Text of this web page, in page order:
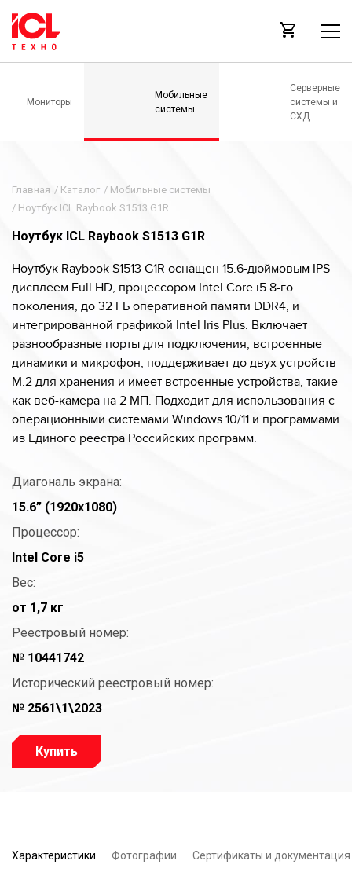
Мониторы
Мобильные
системы
Серверные
системы и
СХД
Главная / Каталог / Мобильные системы
/ Ноутбук ICL Raybook S1513 G1R
Ноутбук ICL Raybook S1513 G1R
Ноутбук Raybook S1513 G1R оснащен 15.6-дюймовым IPS
дисплеем Full HD, процессором Intel Core i5 8-го
поколения, до 32 ГБ оперативной памяти DDR4, и
интегрированной графикой Intel Iris Plus. Включает
разнообразные порты для подключения, встроенные
динамики и микрофон, поддерживает до двух устройств
M.2 для хранения и имеет встроенные устройства, такие
как веб-камера на 2 МП. Подходит для использования с
операционными системами Windows 10/11 и программами
из Единого реестра Российских программ.
Диагональ экрана:
15.6” (1920x1080)
Процессор:
Intel Core i5
Вес:
от 1,7 кг
Реестровый номер:
№ 10441742
Исторический реестровый номер:
№ 2561\1\2023
Купить
Характеристики Фотографии Сертификаты и документация